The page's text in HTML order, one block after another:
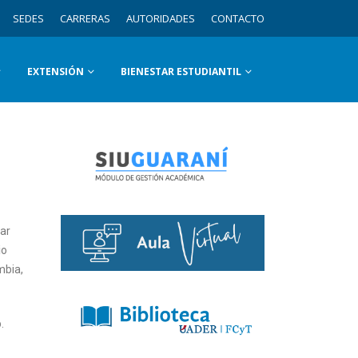
SEDES CARRERAS AUTORIDADES CONTACTO
EXTENSIÓN BIENESTAR ESTUDIANTIL